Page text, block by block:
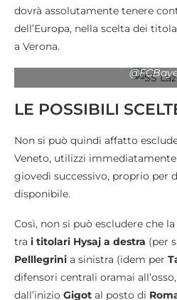
dovrà assolutamente tenere
dell’Europa, nella scelta dei
a Verona.
LE POSSIBILI
Non si può quindi affatto
Veneto, utilizzi
giovedì successivo, proprio per
disponibile.
Così, non si può escludere che
tra i titolari Hysaj a destra (per
Pelllegrini a sinistra (idem per
difensori centrali oramai
dall’inizio Gigot al posto di